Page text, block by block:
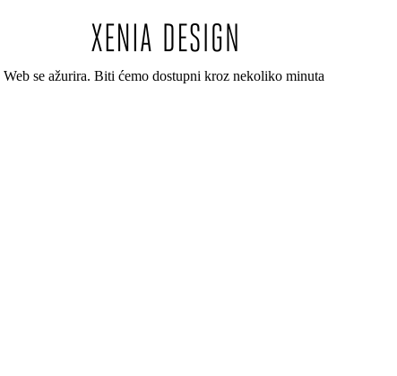
Web se ažurira. Biti ćemo dostupni kroz nekoliko minuta